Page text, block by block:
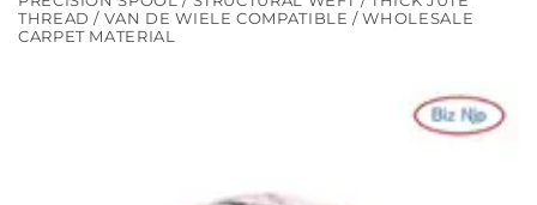
THREAD / VAN DE WIELE COMPATIBLE / WHOLESALE
CARPET MATERIAL